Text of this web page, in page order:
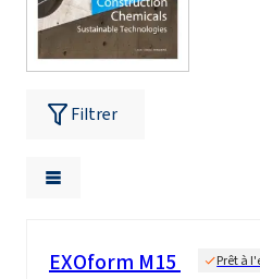
Filtrer
EXOform M15 Prêt à